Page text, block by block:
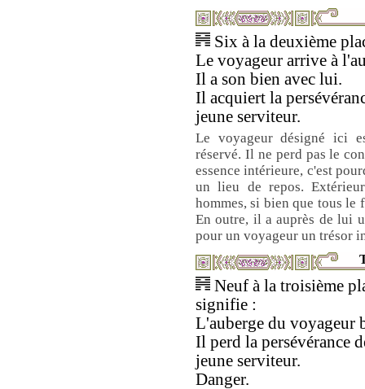
Six à la deuxième
Le voyageur arrive à
Il a son bien avec lui.
Il acquiert la
jeune serviteur.
Le voyageur désigné ici
réservé. Il ne perd pas le
essence intérieure, c'est
un lieu de repos.
hommes, si bien que tous le
En outre, il a auprès de lui
pour un voyageur un trésor
Neuf à la troisième
signifie :
L'auberge du voyageur
Il perd la persévérance
jeune serviteur.
Danger.